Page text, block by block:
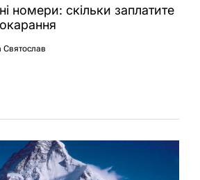
номери: скільки заплатите
Святослав